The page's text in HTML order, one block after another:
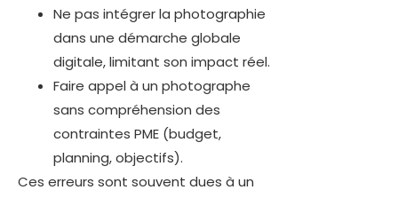
Ne pas intégrer la photographie
dans une démarche globale
digitale, limitant son impact réel.
Faire appel à un photographe
sans compréhension des
contraintes PME (budget,
planning, objectifs).
Ces erreurs sont souvent dues à un